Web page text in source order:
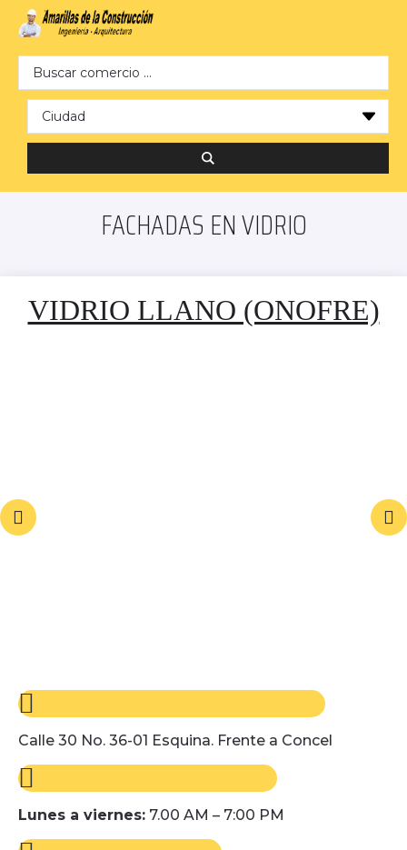
Search …
FACHADAS EN VIDRIO
VIDRIO LLANO (ONOFRE)
Calle 30 No. 36-01 Esquina. Frente a Concel
Lunes a viernes: 7.00 AM – 7:00 PM